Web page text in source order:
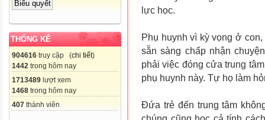
THỐNG KÊ
904616 truy cập (chi tiết)
1442 trong hôm nay
1713489 lượt xem
1468 trong hôm nay
407 thành viên
lực học.
Phụ huynh vì kỳ vọng ở
sẵn sàng chấp nhận
phải việc đóng cửa trung
phụ huynh này. Tự họ làm
Đứa trẻ đến trung tâm